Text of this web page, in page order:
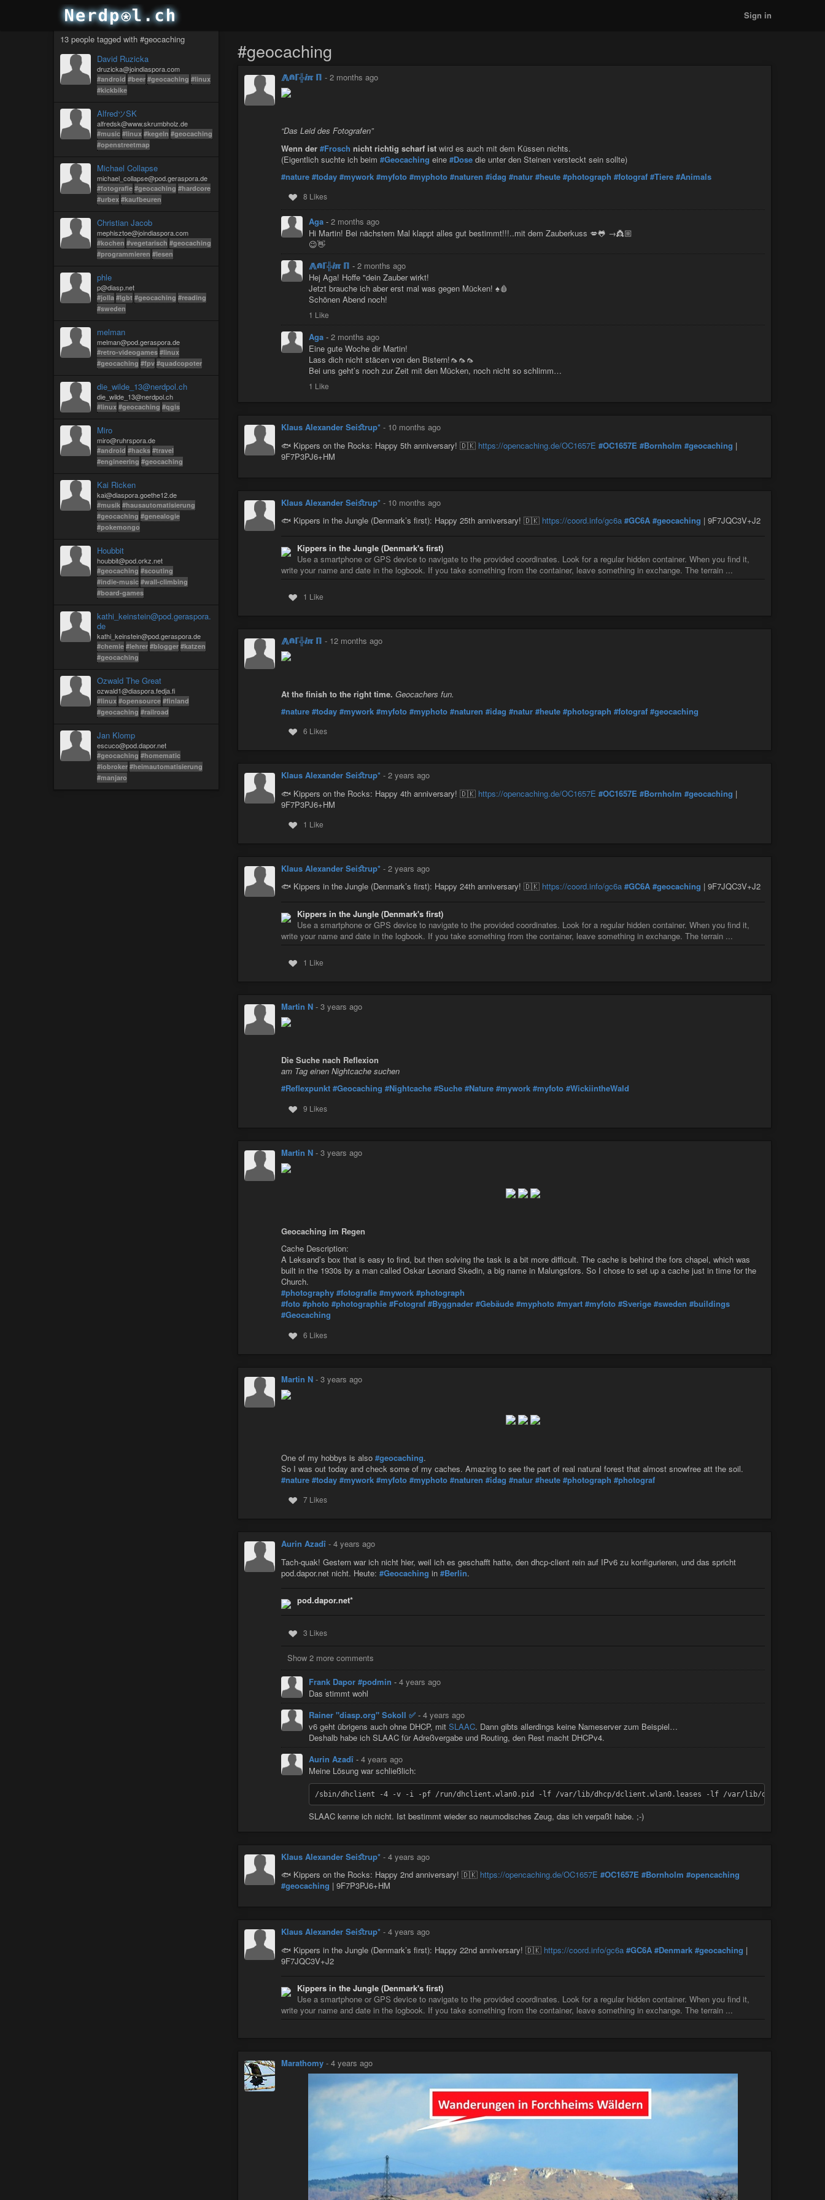
Sign in
13 people tagged with #geocaching
David Ruzicka
druzicka@joindiaspora.com
#android #beer #geocaching #linux
#kickbike
AlfredツSK
alfredsk@www.skrumbholz.de
#music #linux #kegeln #geocaching
#openstreetmap
Michael Collapse
michael_collapse@pod.geraspora.de
#fotografie #geocaching #hardcore
#urbex #kaufbeuren
Christian Jacob
mephisztoe@joindiaspora.com
#kochen #vegetarisch #geocaching
#programmieren #lesen
phle
p@diasp.net
#jolla #lgbt #geocaching #reading
#sweden
melman
melman@pod.geraspora.de
#retro-videogames #linux
#geocaching #fpv #quadcopoter
die_wilde_13@nerdpol.ch
die_wilde_13@nerdpol.ch
#linux #geocaching #qgis
Miro
miro@ruhrspora.de
#android #hacks #travel
#engineering #geocaching
Kai Ricken
kai@diaspora.goethe12.de
#musik #hausautomatisierung
#geocaching #genealogie
#pokemongo
Houbbit
houbbit@pod.orkz.net
#geocaching #scouting
#indie-music #wall-climbing
#board-games
kathi_keinstein@pod.geraspora.
de
kathi_keinstein@pod.geraspora.de
#chemie #lehrer #blogger #katzen
#geocaching
Ozwald The Great
ozwald1@diaspora.fedja.fi
#linux #opensource #finland
#geocaching #railroad
Jan Klomp
escuco@pod.dapor.net
#geocaching #homematic
#iobroker #heimautomatisierung
#manjaro
#geocaching
⨇⋒ℾ╬ⅈℼ ℿ - 2 months ago
“Das Leid des Fotografen”
Wenn der #Frosch nicht richtig scharf ist wird es auch mit dem Küssen nichts.
(Eigentlich suchte ich beim #Geocaching eine #Dose die unter den Steinen versteckt sein sollte)
#nature #today #mywork #myfoto #myphoto #naturen #idag #natur #heute #photograph #fotograf #Tiere #Animals
8 Likes
Aga - 2 months ago
Hi Martin! Bei nächstem Mal klappt alles gut bestimmt!!!..mit dem Zauberkuss 💋🐸 →👸🏼
😉👋
⨇⋒ℾ╬ⅈℼ ℿ - 2 months ago
Hej Aga! Hoffe "dein Zauber wirkt!
Jetzt brauche ich aber erst mal was gegen Mücken! ♠️🩸
Schönen Abend noch!
1 Like
Aga - 2 months ago
Eine gute Woche dir Martin!
Lass dich nicht stäcen von den Bistern!🦟🦟🦟
Bei uns geht’s noch zur Zeit mit den Mücken, noch nicht so schlimm…
1 Like
Klaus Alexander Seiﬆrup* - 10 months ago
🐟 Kippers on the Rocks: Happy 5th anniversary! 🇩🇰 https://opencaching.de/OC1657E #OC1657E #Bornholm #geocaching |
9F7P3PJ6+HM
Klaus Alexander Seiﬆrup* - 10 months ago
🐟 Kippers in the Jungle (Denmark’s first): Happy 25th anniversary! 🇩🇰 https://coord.info/gc6a #GC6A #geocaching | 9F7JQC3V+J2
Kippers in the Jungle (Denmark's first)
Use a smartphone or GPS device to navigate to the provided coordinates. Look for a regular hidden container. When you find it,
write your name and date in the logbook. If you take something from the container, leave something in exchange. The terrain ...
1 Like
⨇⋒ℾ╬ⅈℼ ℿ - 12 months ago
At the finish to the right time. Geocachers fun.
#nature #today #mywork #myfoto #myphoto #naturen #idag #natur #heute #photograph #fotograf #geocaching
6 Likes
Klaus Alexander Seiﬆrup* - 2 years ago
🐟 Kippers on the Rocks: Happy 4th anniversary! 🇩🇰 https://opencaching.de/OC1657E #OC1657E #Bornholm #geocaching |
9F7P3PJ6+HM
1 Like
Klaus Alexander Seiﬆrup* - 2 years ago
🐟 Kippers in the Jungle (Denmark’s first): Happy 24th anniversary! 🇩🇰 https://coord.info/gc6a #GC6A #geocaching | 9F7JQC3V+J2
Kippers in the Jungle (Denmark's first)
Use a smartphone or GPS device to navigate to the provided coordinates. Look for a regular hidden container. When you find it,
write your name and date in the logbook. If you take something from the container, leave something in exchange. The terrain ...
1 Like
Martin N - 3 years ago
Die Suche nach Reflexion
am Tag einen Nightcache suchen
#Reflexpunkt #Geocaching #Nightcache #Suche #Nature #mywork #myfoto #WickiintheWald
9 Likes
Martin N - 3 years ago
Geocaching im Regen
Cache Description:
A Leksand’s box that is easy to find, but then solving the task is a bit more difficult. The cache is behind the fors chapel, which was
built in the 1930s by a man called Oskar Leonard Skedin, a big name in Malungsfors. So I chose to set up a cache just in time for the
Church.
#photography #fotografie #mywork #photograph
#foto #photo #photographie #Fotograf #Byggnader #Gebäude #myphoto #myart #myfoto #Sverige #sweden #buildings
#Geocaching
6 Likes
Martin N - 3 years ago
One of my hobbys is also #geocaching.
So I was out today and check some of my caches. Amazing to see the part of real natural forest that almost snowfree att the soil.
#nature #today #mywork #myfoto #myphoto #naturen #idag #natur #heute #photograph #photograf
7 Likes
Aurin Azadî - 4 years ago
Tach-quak! Gestern war ich nicht hier, weil ich es geschafft hatte, den dhcp-client rein auf IPv6 zu konfigurieren, und das spricht
pod.dapor.net nicht. Heute: #Geocaching in #Berlin.
pod.dapor.net*
3 Likes
Show 2 more comments
Frank Dapor #podmin - 4 years ago
Das stimmt wohl
Rainer "diasp​.org" Sokoll ✅ - 4 years ago
v6 geht übrigens auch ohne DHCP, mit SLAAC. Dann gibts allerdings keine Nameserver zum Beispiel…
Deshalb habe ich SLAAC für Adreßvergabe und Routing, den Rest macht DHCPv4.
Aurin Azadî - 4 years ago
Meine Lösung war schließlich:
SLAAC kenne ich nicht. Ist bestimmt wieder so neumodisches Zeug, das ich verpaßt habe. ;-)
Klaus Alexander Seiﬆrup* - 4 years ago
🐟 Kippers on the Rocks: Happy 2nd anniversary! 🇩🇰 https://opencaching.de/OC1657E #OC1657E #Bornholm #opencaching
#geocaching | 9F7P3PJ6+HM
Klaus Alexander Seiﬆrup* - 4 years ago
🐟 Kippers in the Jungle (Denmark’s first): Happy 22nd anniversary! 🇩🇰 https://coord.info/gc6a #GC6A #Denmark #geocaching |
9F7JQC3V+J2
Kippers in the Jungle (Denmark's first)
Use a smartphone or GPS device to navigate to the provided coordinates. Look for a regular hidden container. When you find it,
write your name and date in the logbook. If you take something from the container, leave something in exchange. The terrain ...
Marathomy - 4 years ago